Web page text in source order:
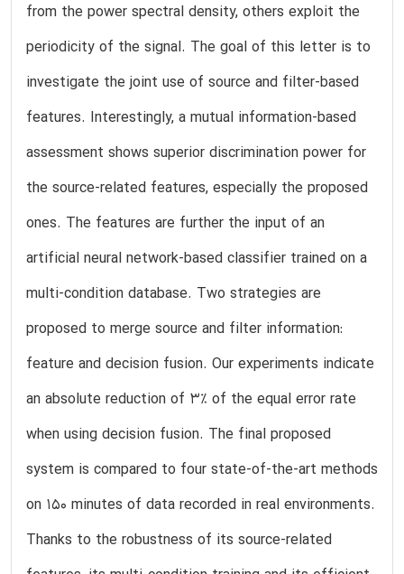
from the power spectral density, others exploit the
periodicity of the signal. The goal of this letter is to
investigate the joint use of source and filter-based
features. Interestingly, a mutual information-based
assessment shows superior discrimination power for
the source-related features, especially the proposed
ones. The features are further the input of an
artificial neural network-based classifier trained on a
multi-condition database. Two strategies are
proposed to merge source and filter information:
feature and decision fusion. Our experiments indicate
an absolute reduction of 3% of the equal error rate
when using decision fusion. The final proposed
system is compared to four state-of-the-art methods
on 150 minutes of data recorded in real environments.
Thanks to the robustness of its source-related